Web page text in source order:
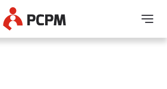
Główne Logo